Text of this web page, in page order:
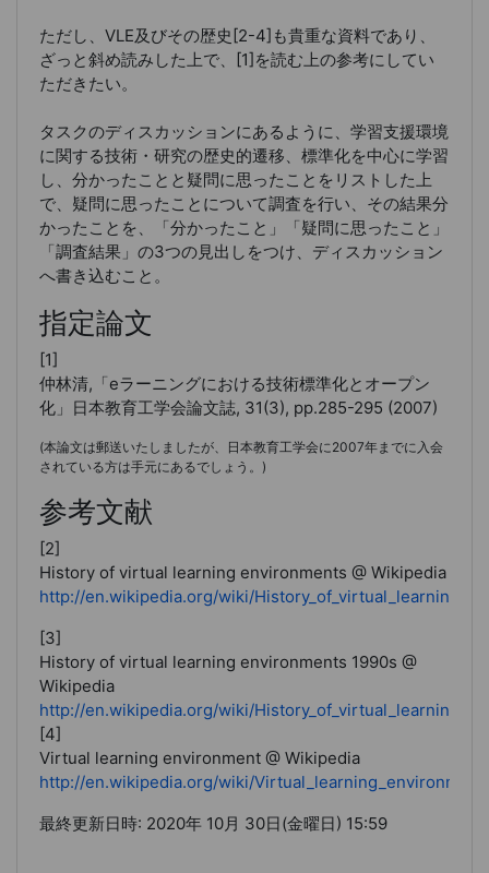
ただし、VLE及びその歴史[2-4]も貴重な資料であり、
ざっと斜め読みした上で、[1]を読む上の参考にしてい
ただきたい。
タスクのディスカッションにあるように、 学習支援環境
に関する技術・研究の歴史的遷移、標準化を中心に学習
し、分かったことと疑問に思ったことをリストした上
で、疑問に思ったことについて調査を行い、その結果分
かったことを、「分かったこと」「疑問に思ったこと」
「調査結果」の3つの見出しをつけ、ディスカッション
へ書き込むこと。
指定論文
[1]
仲林清,「eラーニングにおける技術標準化とオープン
化」日本教育工学会論文誌, 31(3), pp.285-295 (2007)
(本論文は郵送いたしましたが、日本教育工学会に2007年までに入会
されている方は手元にあるでしょう。)
参考文献
[2]
History of virtual learning environments @ Wikipedia
http://en.wikipedia.org/wiki/
[3]
History of virtual learning environments 1990s @
Wikipedia
http://en.wikipedia.org/wiki/
[4]
Virtual learning environment @ Wikipedia
http://en.wikipedia.org/wiki/Virtual_learning_environment
最終更新日時: 2020年 10月 30日(金曜日) 15:59